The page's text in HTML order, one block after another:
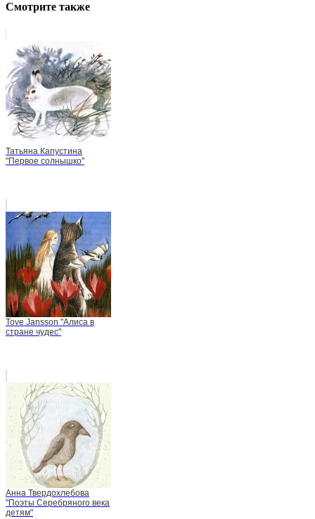
Смотрите также
Татьяна Капустина
"Первое солнышко"
Tove Jansson "Алиса в
стране чудес"
Анна Твердохлебова
"Поэты Серебряного века
детям"